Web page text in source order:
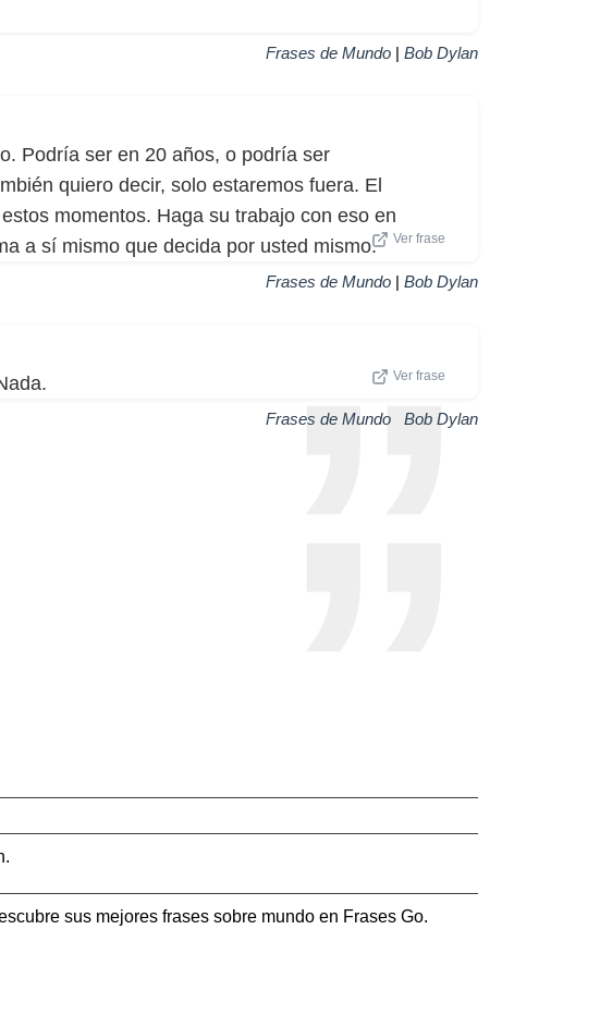
Frases de Mundo | Bob Dylan
Podría ser en 20 años, o podría ser
quiero decir, solo estaremos fuera. El
momentos. Haga su trabajo con eso en
a sí mismo que decida por usted mismo.
Ver frase
Frases de Mundo | Bob Dylan
Ver frase
Frases de Mundo Bob Dylan
sus mejores frases sobre mundo en Frases Go.